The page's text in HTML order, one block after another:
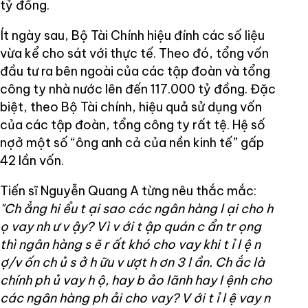
tỷ đồng.
Ít ngày sau, Bộ Tài Chính hiệu đính các số liệu
vừa kể cho sát với thực tế. Theo đó, tổng vốn
đầu tư ra bên ngoài của các tập đoàn và tổng
công ty nhà nước lên đến 117.000 tỷ đồng. Đặc
biệt, theo Bộ Tài chính, hiệu quả sử dụng vốn
của các tập đoàn, tổng công ty rất tệ. Hệ số
nợở một số “ông anh cả của nền kinh tế” gấp
42 lần vốn.
Tiến sĩ Nguyễn Quang A từng nêu thắc mắc:
"Ch ẳng hi ểu t ại sao các ngân hàng l ại cho h
ọ vay nh ư v ậy? Vì v ới t ập quán c ẩn tr ọng
thì ngân hàng s ẽ r ất khó cho vay khi t ỉ l ệ n
ợ/v ốn ch ủ s ở h ữu v ượt h ơn 3 l ần. Ch ắc là
chính ph ủ vay h ộ, hay b ảo lãnh hay l ệnh cho
các ngân hàng ph ải cho vay? V ới t ỉ l ệ vay n